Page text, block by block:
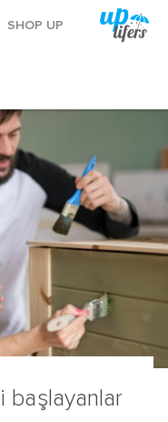
Reklamı Göster
Reklamı Gizle
SHOP UP
başlayanlar